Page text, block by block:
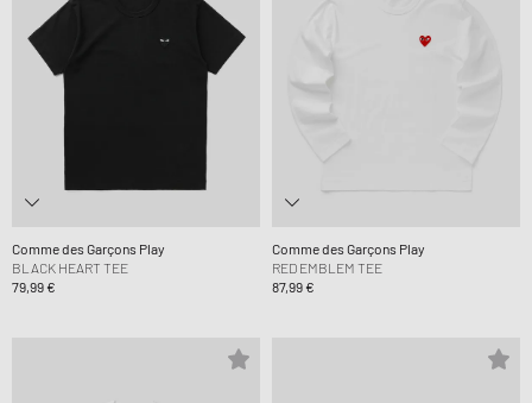
Comme des Garçons Play
BLACK HEART TEE
79,99 €
Comme des Garçons Play
RED EMBLEM TEE
87,99 €